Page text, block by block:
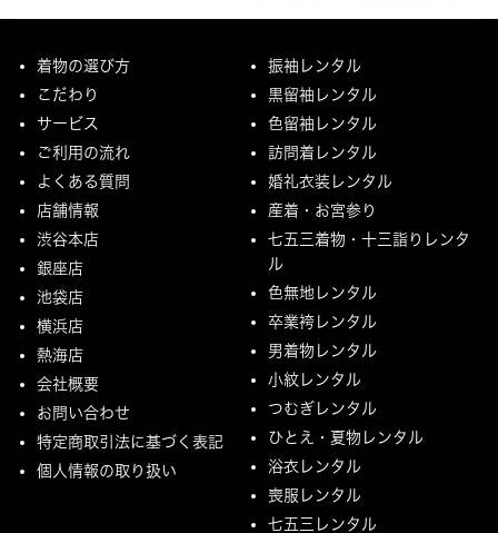
着物の選び方
こだわり
サービス
ご利用の流れ
よくある質問
店舗情報
渋谷本店
銀座店
池袋店
横浜店
熱海店
会社概要
お問い合わせ
特定商取引法に基づく表記
個人情報の取り扱い
振袖レンタル
黒留袖レンタル
色留袖レンタル
訪問着レンタル
婚礼衣装レンタル
産着・お宮参り
七五三着物・十三詣りレンタ
ル
色無地レンタル
卒業袴レンタル
男着物レンタル
小紋レンタル
つむぎレンタル
ひとえ・夏物レンタル
浴衣レンタル
喪服レンタル
七五三レンタル